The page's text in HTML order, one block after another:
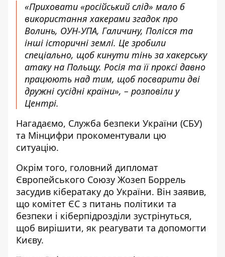
«Приховати «російський слід» мало б
використання хакерами згадок про
Волинь, ОУН-УПА, Галичину, Полісся та
інші історичні землі. Це зробили
спеціально, щоб кинути тінь за хакерську
атаку на Польщу. Росія та її проксі давно
працюють над тим, щоб посварити дві
дружні сусідні країни», – розповіли у
Центрі.
Нагадаємо, Служба безпеки України (СБУ)
та Мінцифри прокоментували цю
ситуацію.
Окрім того, головний дипломат
Європейського Союзу Жозеп Боррель
засудив кібератаку до України. Він заявив,
що комітет ЄС з питань політики та
безпеки і кіберпідрозділи зустрінуться,
щоб вирішити, як реагувати та допомогти
Києву.